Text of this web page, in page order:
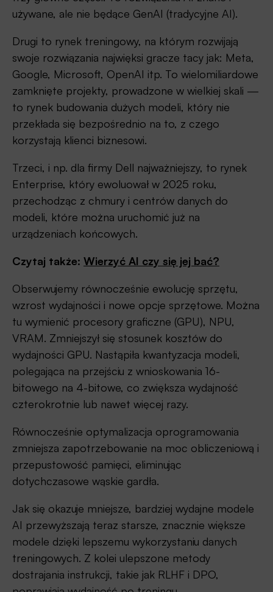
używane, ale nie będące GenAI (tradycyjne AI).
Drugi to rynek treningowy, na którym rozwijają
swoje rozwiązania najwięksi gracze tacy jak: Meta,
Google, Microsoft, OpenAI itp. To wielomiliardowe
zamknięte projekty, prowadzone w wielkiej skali —
to rynek budowania dużych modeli, który nie
przekłada się bezpośrednio na to, z czego
korzystają klienci biznesowi.
Trzeci, i np. dla firmy Dell najważniejszy, to rynek
Enterprise, który ewoluował w 2025 roku,
przechodząc z chmury i centrów danych do
modeli, które można uruchomić już na
urządzeniach końcowych.
Czytaj także: Wierzyć AI czy się jej bać?
Obserwujemy równocześnie ewolucję sprzętu,
wzrost wydajności i nowe opcje sprzętowe. Można
tu wymienić procesory graficzne (GPU), NPU,
VRAM. Zmniejszył się stosunek kosztów do
wydajności GPU. Nastąpiła kwantyzacja modeli,
polegająca na przejściu z wnioskowania 16-
bitowego na 4-bitowe, co zwiększa wydajność
czterokrotnie lub nawet więcej razy.
Równocześnie optymalizacja oprogramowania
zmniejsza zapotrzebowanie na moc obliczeniową i
przepustowość pamięci, eliminując
dotychczasowe wąskie gardła.
Jak się okazuje mniejsze, bardziej wydajne modele
AI przewyższają teraz starsze, znacznie większe
modele dzięki lepszemu wykorzystaniu danych
treningowych. Z kolei ulepszone metody
dostrajania instrukcji, takie jak RLHF i DPO,